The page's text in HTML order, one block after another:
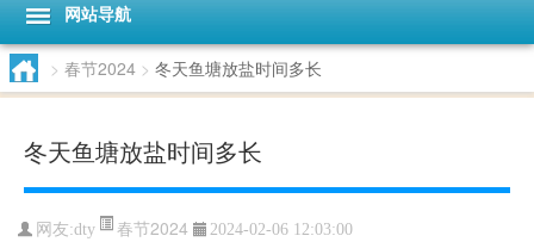
网站导航
> 春节2024 > 冬天鱼塘放盐时间多长
冬天鱼塘放盐时间多长
网友:dty 春节2024 2024-02-06 12:03:00